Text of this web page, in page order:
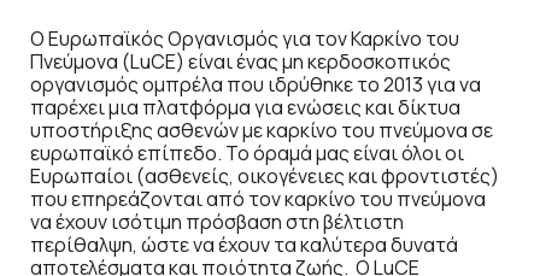
Ο Ευρωπαϊκός Οργανισμός για τον Καρκίνο του
Πνεύμονα (LuCE) είναι ένας μη κερδοσκοπικός
οργανισμός ομπρέλα που ιδρύθηκε το 2013 για να
παρέχει μια πλατφόρμα για ενώσεις και δίκτυα
υποστήριξης ασθενών με καρκίνο του πνεύμονα σε
ευρωπαϊκό επίπεδο. Το όραμά μας είναι όλοι οι
Ευρωπαίοι (ασθενείς, οικογένειες και φροντιστές)
που επηρεάζονται από τον καρκίνο του πνεύμονα
να έχουν ισότιμη πρόσβαση στη βέλτιστη
περίθαλψη, ώστε να έχουν τα καλύτερα δυνατά
αποτελέσματα και ποιότητα ζωής. Ο LuCE